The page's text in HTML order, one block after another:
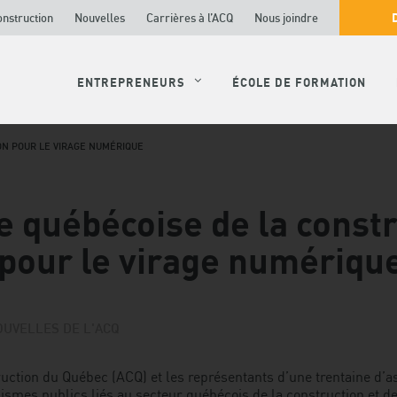
ENTREPRENEURS ÉCOLE DE FORMATION
Nouvelles Carrières à l’ACQ Nous joindre
POUR LE VIRAGE NUMÉRIQUE
québécoise de la
le virage
du Québec (ACQ) et les représentants d’une trentaine